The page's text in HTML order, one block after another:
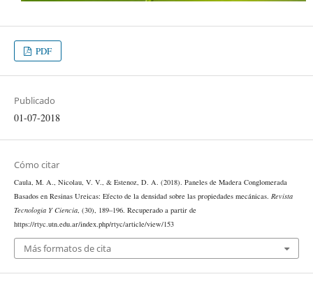
PDF
Publicado
01-07-2018
Cómo citar
Caula, M. A., Nicolau, V. V., & Estenoz, D. A. (2018). Paneles de Madera Conglomerada
Basados en Resinas Ureicas: Efecto de la densidad sobre las propiedades mecánicas. Revista
Tecnología Y Ciencia, (30), 189–196. Recuperado a partir de
https://rtyc.utn.edu.ar/index.php/rtyc/article/view/153
Más formatos de cita